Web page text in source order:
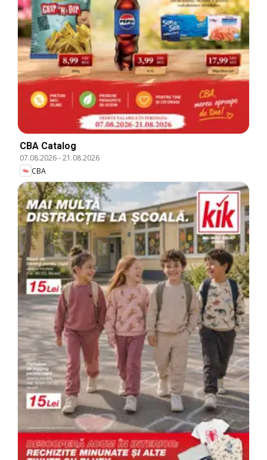
CBA Catalog
07.08.2026-21.08.2026
CBA